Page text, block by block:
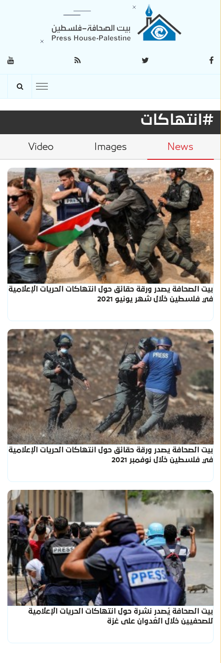
#انتهاكات
News
Images
Video
بيت الصحافة يصدر ورقة حقائق حول انتهاكات الحريات الإعلامية
في فلسطين خلال شهر يونيو 2021
بيت الصحافة يصدر ورقة حقائق حول انتهاكات الحريات الإعلامية
في فلسطين خلال نوفمبر 2021
بيت الصحافة يُصدر نشرة حول انتهاكات الحريات الإعلامية
للصحفيين خلال العُدوان على غزة